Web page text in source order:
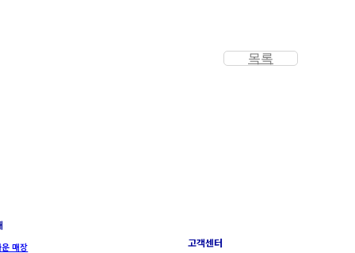
목록
매장
고객센터